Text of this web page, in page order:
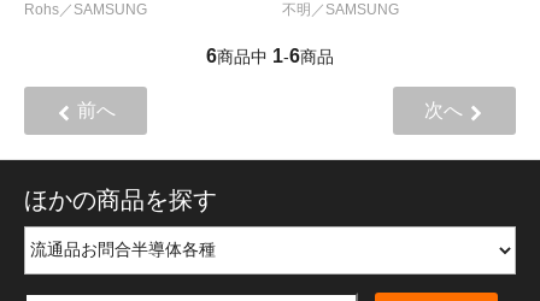
Rohs／SAMSUNG 不明／SAMSUNG
6商品中 1-6商品
前へ 次へ
ほかの商品を探す